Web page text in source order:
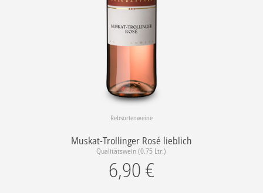
Rebsortenweine
Muskat-Trollinger Rosé lieblich
Qualitätswein (0.75 Ltr.)
6,90 €